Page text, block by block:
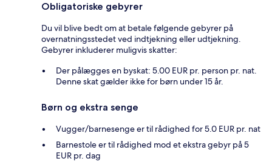
Obligatoriske gebyrer
Du vil blive bedt om at betale følgende gebyrer på
overnatningsstedet ved indtjekning eller udtjekning.
Gebyrer inkluderer muligvis skatter:
Der pålægges en byskat: 5.00 EUR pr. person pr. nat.
Denne skat gælder ikke for børn under 15 år.
Børn og ekstra senge
Vugger/barnesenge er til rådighed for 5.0 EUR pr. nat
Barnestole er til rådighed mod et ekstra gebyr på 5
EUR pr. dag